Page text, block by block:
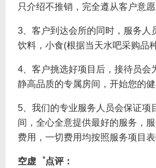
只介绍不推销，完全遵从客户意
3、客户到达会所的同时，服务人
饮料，小食(根据当天水吧采购品
4、客户挑选好项目后，接待员会
静高品质的专属房间，开始您的健
5、我们的专业服务人员会保证项
间，全心全意提供最好的服务，
费用，一切费用均按照服务项目
空虚゜点评：